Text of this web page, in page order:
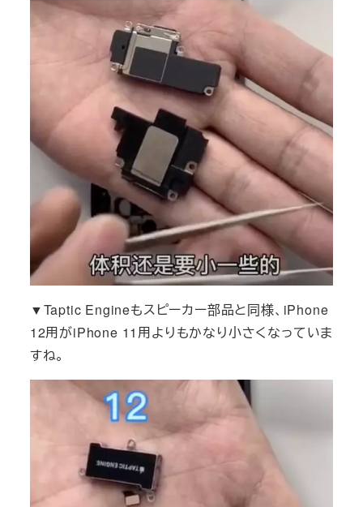
▼Taptic Engineもスピーカー部品と同様、iPhone
12用がiPhone 11用よりもかなり小さくなっていま
すね。